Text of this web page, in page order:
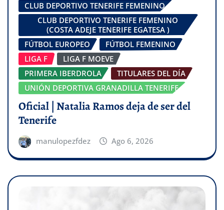
CLUB DEPORTIVO TENERIFE FEMENINO
CLUB DEPORTIVO TENERIFE FEMENINO
(COSTA ADEJE TENERIFE EGATESA )
FÚTBOL EUROPEO
FÚTBOL FEMENINO
LIGA F
LIGA F MOEVE
PRIMERA IBERDROLA
TITULARES DEL DÍA
UNIÓN DEPORTIVA GRANADILLA TENERIFE
Oficial | Natalia Ramos deja de ser del
Tenerife
manulopezfdez Ago 6, 2026